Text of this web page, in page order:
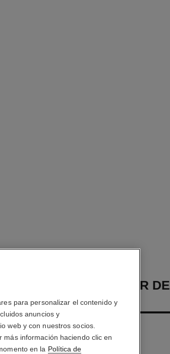
LE CORRECTEUR DE
CHANEL
Corrector de Larga Duración
Más información
para personalizar el contenido y
anuncios y
web y con nuestros socios.
información haciendo clic en
en la Política de